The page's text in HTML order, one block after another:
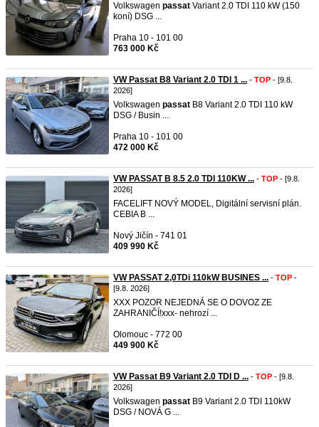
Volkswagen passat Variant 2.0 TDI 110 kW (150
koní) DSG ...
Praha 10 - 101 00
763 000 Kč
VW Passat B8 Variant 2.0 TDI 1 ... - TOP - [9.8.
2026]
Volkswagen passat B8 Variant 2.0 TDI 110 kW
DSG / Busin ...
Praha 10 - 101 00
472 000 Kč
VW PASSAT B 8.5 2.0 TDI 110KW ... - TOP - [9.8.
2026]
FACELIFT NOVÝ MODEL, Digitální servisní plán.
CEBIA B ...
Nový Jičín - 741 01
409 990 Kč
VW PASSAT 2,0TDi 110kW BUSINES ... - TOP -
[9.8. 2026]
XXX POZOR NEJEDNÁ SE O DOVOZ ZE
ZAHRANIČÍ!xxx- nehrozí ...
Olomouc - 772 00
449 900 Kč
VW Passat B9 Variant 2.0 TDI D ... - TOP - [9.8.
2026]
Volkswagen passat B9 Variant 2.0 TDI 110kW
DSG / NOVÁ G ...